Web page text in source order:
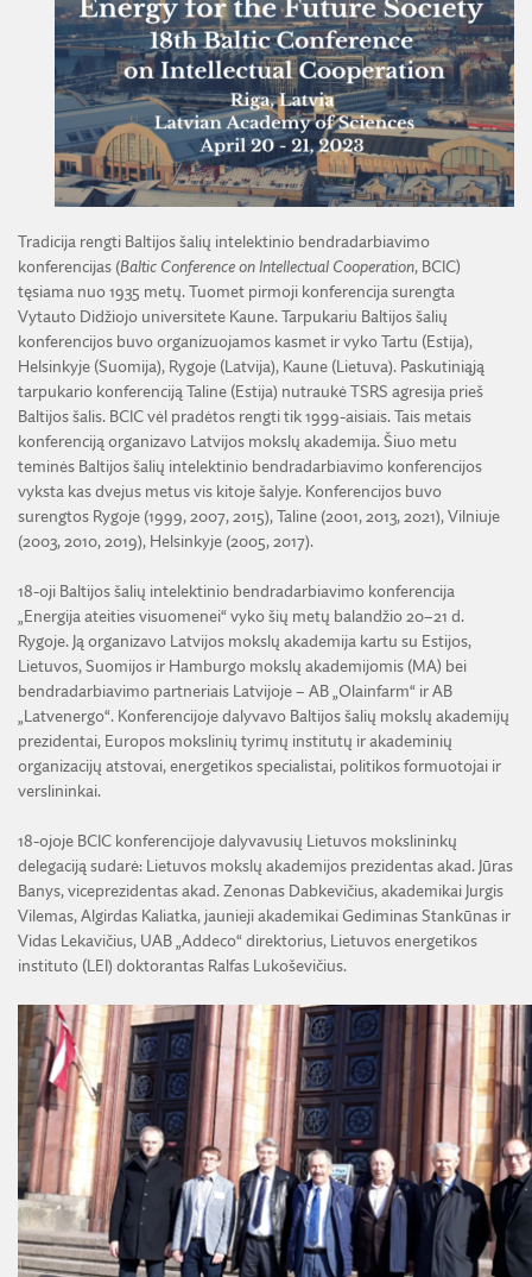
VIRTUALI LMA
TECHNIKOS MOKSLŲ SKYRIUS
JAUNOJI AKADEMIJA
SKYRIAI IR PADALINIAI
PAREIGYBIŲ APRAŠYMAS IR ATLIEKAMOS FUNKCIJOS
BENDRADARBIAVIMO SUTARTYS
MOKSLININKO ETIKOS KODEKSAS
KORUPCIJOS PREVENCIJA
PRANEŠĖJŲ APSAUGA
NUORODOS
BENDRADARBIAVIMAS SU REGIONAIS
LMA IR AKADEMIKAI ŽINIASKLAIDOJE
PASLAUGOS
ES SF PARAMA LMA
ATVIRI DUOMENYS
FINANSŲ KONTROLĖS TAISYKLĖS
ŪKIO SUBJEKTŲ PRIEŽIŪRA
TARNYBINIAI LENGVIEJI AUTOMOBILIAI
LĖŠOS VEIKLAI VIEŠINTI
Tradicija rengti Baltijos šalių intelektinio bendradarbiavimo
konferencijas (Baltic Conference on Intellectual Cooperation, BCIC)
tęsiama nuo 1935 metų. Tuomet pirmoji konferencija surengta
Vytauto Didžiojo universitete Kaune. Tarpukariu Baltijos šalių
konferencijos buvo organizuojamos kasmet ir vyko Tartu (Estija),
Helsinkyje (Suomija), Rygoje (Latvija), Kaune (Lietuva). Paskutiniąją
tarpukario konferenciją Taline (Estija) nutraukė TSRS agresija prieš
Baltijos šalis. BCIC vėl pradėtos rengti tik 1999-aisiais. Tais metais
konferenciją organizavo Latvijos mokslų akademija. Šiuo metu
teminės Baltijos šalių intelektinio bendradarbiavimo konferencijos
vyksta kas dvejus metus vis kitoje šalyje. Konferencijos buvo
surengtos Rygoje (1999, 2007, 2015), Taline (2001, 2013, 2021), Vilniuje
(2003, 2010, 2019), Helsinkyje (2005, 2017).
18-oji Baltijos šalių intelektinio bendradarbiavimo konferencija
„Energija ateities visuomenei“ vyko šių metų balandžio 20–21 d.
Rygoje. Ją organizavo Latvijos mokslų akademija kartu su Estijos,
Lietuvos, Suomijos ir Hamburgo mokslų akademijomis (MA) bei
bendradarbiavimo partneriais Latvijoje – AB „Olainfarm“ ir AB
„Latvenergo“. Konferencijoje dalyvavo Baltijos šalių mokslų akademijų
prezidentai, Europos mokslinių tyrimų institutų ir akademinių
organizacijų atstovai, energetikos specialistai, politikos formuotojai ir
verslininkai.
18-ojoje BCIC konferencijoje dalyvavusių Lietuvos mokslininkų
delegaciją sudarė: Lietuvos mokslų akademijos prezidentas akad. Jūras
Banys, viceprezidentas akad. Zenonas Dabkevičius, akademikai Jurgis
Vilemas, Algirdas Kaliatka, jaunieji akademikai Gediminas Stankūnas ir
Vidas Lekavičius, UAB „Addeco“ direktorius, Lietuvos energetikos
instituto (LEI) doktorantas Ralfas Lukoševičius.